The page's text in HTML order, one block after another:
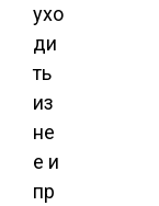
ухо
ди
ть
из
не
е и
пр